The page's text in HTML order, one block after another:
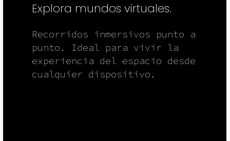
Explora mundos virtuales.
Recorridos inmersivos punto a
punto. Ideal para vivir la
experiencia del espacio desde
cualquier dispositivo.